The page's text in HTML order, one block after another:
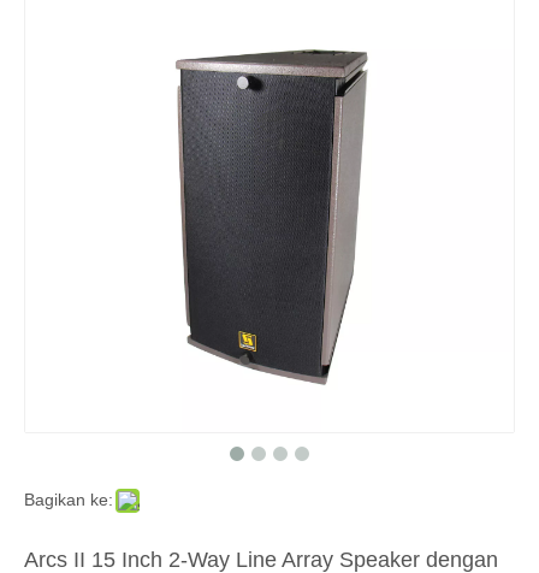
Bagikan ke:
Arcs II 15 Inch 2-Way Line Array Speaker dengan